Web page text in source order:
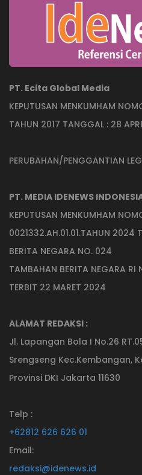
PT. Ecita Global Media
KEPUTUSAN MENKUMHAM
TAHUN 2017 TANGGAL : 28
PERUBAHAN/PENGGANTIAN
PT. MEDIA IDENEWS
KEPUTUSAN MENKUMHAM
0021332.AH.01.01.TAHUN 2024
BERITA NEGARA NO. 024
TAMBAHAN BERITA NEGARA
TERBIT 22 MARET 2024
ALAMAT REDAKSI :
Jl. Lapangan Bola I No.26
Srengseng Kec.Kembangan,
Provinsi DKI Jakarta 11630
Telp :
+62812 626 626 01
Email:
redaksi@idenews.id